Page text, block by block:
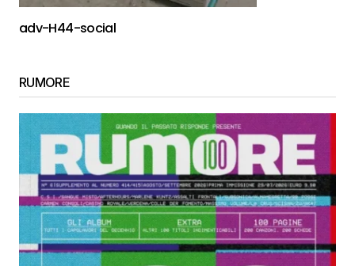
adv-H44-social
RUMORE